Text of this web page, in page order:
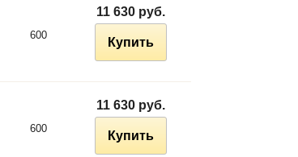
600
11 630 руб.
Купить
600
11 630 руб.
Купить